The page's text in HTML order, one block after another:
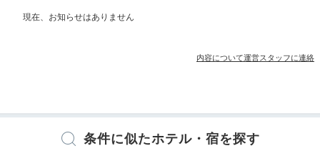
陽も。湯上りのアイスキャンディーのサービスも嬉しい
お部屋で海の音を聞きながらアルコールを頂きました。就寝前にお
風呂入りました。
部屋情報
宴会場 売店・ギフトショップ カラオケルーム
内容について運営スタッフに連絡
条件に似たホテル・宿を探す